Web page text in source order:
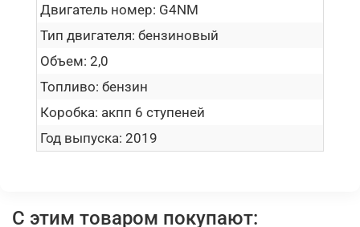
Двигатель номер: G4NM
Тип двигателя: бензиновый
Объем: 2,0
Топливо: бензин
Коробка: акпп 6 ступеней
Год выпуска: 2019
С этим товаром покупают: